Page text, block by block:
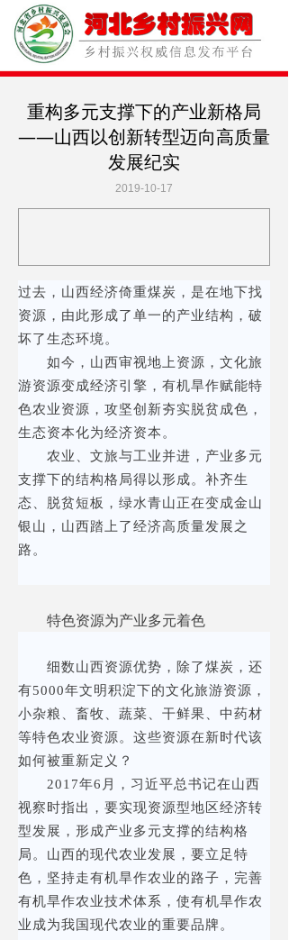
重构多元支撑下的产业新格局
——山西以创新转型迈向高质量
发展纪实
过去，山西经济倚重煤炭，是在地下找
资源，由此形成了单一的产业结构，破
坏了生态环境。
如今，山西审视地上资源，文化旅
游资源变成经济引擎，有机旱作赋能特
色农业资源，攻坚创新夯实脱贫成色，
生态资本化为经济资本。
农业、文旅与工业并进，产业多元
支撑下的结构格局得以形成。补齐生
态、脱贫短板，绿水青山正在变成金山
银山，山西踏上了经济高质量发展之
路。
特色资源为产业多元着色
细数山西资源优势，除了煤炭，还
有5000年文明积淀下的文化旅游资源，
小杂粮、畜牧、蔬菜、干鲜果、中药材
等特色农业资源。这些资源在新时代该
如何被重新定义？
2017年6月，习近平总书记在山西
视察时指出，要实现资源型地区经济转
型发展，形成产业多元支撑的结构格
局。山西的现代农业发展，要立足特
色，坚持走有机旱作农业的路子，完善
有机旱作农业技术体系，使有机旱作农
业成为我国现代农业的重要品牌。
2019-10-17